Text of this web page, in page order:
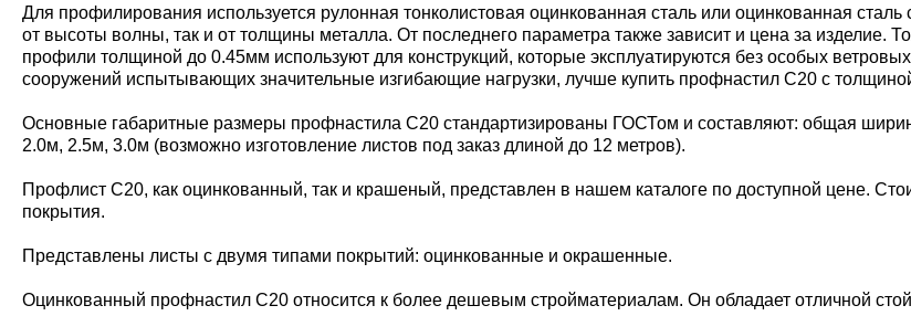
Для профилирования используется рулонная тонколистовая оцинкованная сталь или оцинкованная
от высоты волны, так и от толщины металла. От последнего параметра также зависит и цена за
профили толщиной до 0.45мм используют для конструкций, которые эксплуатируются без особых
сооружений испытывающих значительные изгибающие нагрузки, лучше купить профнастил С20 с
Основные габаритные размеры профнастила С20 стандартизированы ГОСТом и составляют: общая
2.0м, 2.5м, 3.0м (возможно изготовление листов под заказ длиной до 12 метров).
Профлист С20, как оцинкованный, так и крашеный, представлен в нашем каталоге по доступной цене.
покрытия.
Представлены листы с двумя типами покрытий: оцинкованные и окрашенные.
Оцинкованный профнастил С20 относится к более дешевым стройматериалам. Он обладает отличной